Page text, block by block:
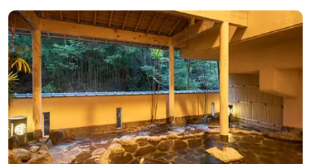
っぷりの丼ぶり。 松阪の観光情報は、松阪観光インフォメ...